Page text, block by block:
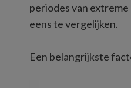
periodes van
Een belangrijkste